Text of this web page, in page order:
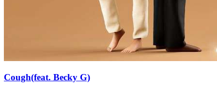
Cough(feat. Becky G)